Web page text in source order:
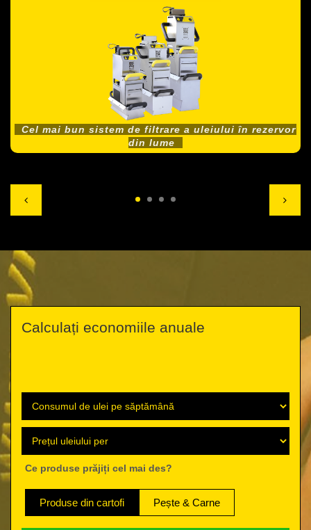
Cel mai bun sistem de filtrare a uleiului în rezervor
din lume
Calculați economiile anuale
Ce produse prăjiți cel mai des?
Produse din cartofi Pește & Carne